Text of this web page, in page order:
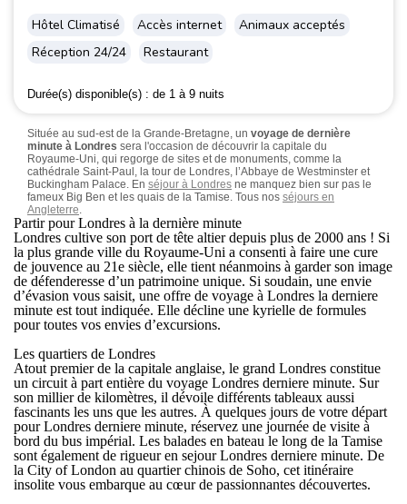
Hôtel Climatisé Accès internet
Animaux acceptés
Réception 24/24
Restaurant
Durée(s) disponible(s) : de 1 à 9 nuits
Située au sud-est de la Grande-Bretagne, un voyage de dernière
minute à Londres sera l'occasion de découvrir la capitale du
Royaume-Uni, qui regorge de sites et de monuments, comme la
cathédrale Saint-Paul, la tour de Londres, l’Abbaye de Westminster et
Buckingham Palace. En séjour à Londres ne manquez bien sur pas le
fameux Big Ben et les quais de la Tamise. Tous nos séjours en
Angleterre
Partir pour Londres à la dernière minute
Londres cultive son port de tête altier depuis plus de 2000 ans ! Si
la plus grande ville du Royaume-Uni a consenti à faire une cure
de jouvence au 21e siècle, elle tient néanmoins à garder son image
de défenderesse d’un patrimoine unique. Si soudain, une envie
d’évasion vous saisit, une offre de voyage à Londres la derniere
minute est tout indiquée. Elle décline une kyrielle de formules
pour toutes vos envies d’excursions.
Les quartiers de Londres
Atout premier de la capitale anglaise, le grand Londres constitue
un circuit à part entière du voyage Londres derniere minute. Sur
son millier de kilomètres, il dévoile différents tableaux aussi
fascinants les uns que les autres. À quelques jours de votre départ
pour Londres derniere minute, réservez une journée de visite à
bord du bus impérial. Les balades en bateau le long de la Tamise
sont également de rigueur en sejour Londres derniere minute. De
la City of London au quartier chinois de Soho, cet itinéraire
insolite vous embarque au cœur de passionnantes découvertes.